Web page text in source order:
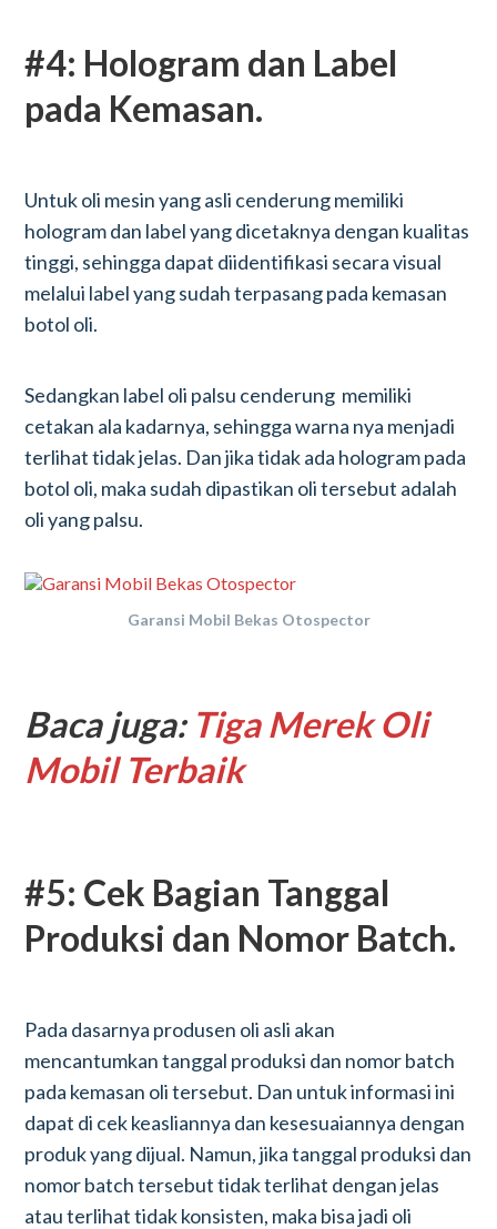
#4: Hologram dan Label
pada Kemasan.
Untuk oli mesin yang asli cenderung memiliki
hologram dan label yang dicetaknya dengan kualitas
tinggi, sehingga dapat diidentifikasi secara visual
melalui label yang sudah terpasang pada kemasan
botol oli.
Sedangkan label oli palsu cenderung memiliki
cetakan ala kadarnya, sehingga warna nya menjadi
terlihat tidak jelas. Dan jika tidak ada hologram pada
botol oli, maka sudah dipastikan oli tersebut adalah
oli yang palsu.
Garansi Mobil Bekas Otospector
Baca juga: Tiga Merek Oli
Mobil Terbaik
#5: Cek Bagian Tanggal
Produksi dan Nomor Batch.
Pada dasarnya produsen oli asli akan
mencantumkan tanggal produksi dan nomor batch
pada kemasan oli tersebut. Dan untuk informasi ini
dapat di cek keasliannya dan kesesuaiannya dengan
produk yang dijual. Namun, jika tanggal produksi dan
nomor batch tersebut tidak terlihat dengan jelas
atau terlihat tidak konsisten, maka bisa jadi oli